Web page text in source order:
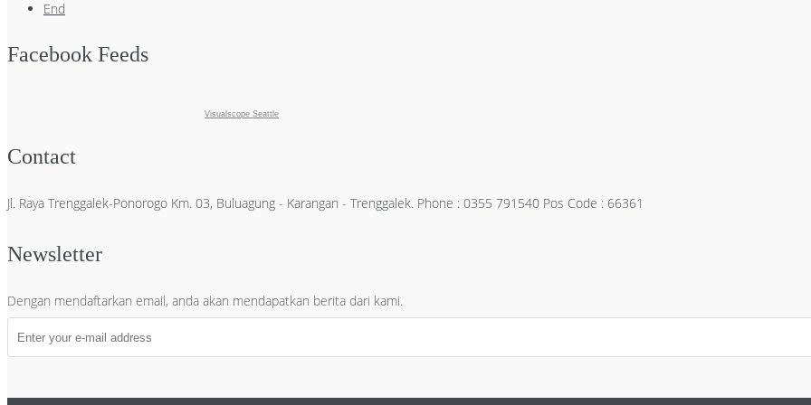
End
Facebook Feeds
Visualscope Seattle
Contact
Jl. Raya Trenggalek-Ponorogo Km. 03, Buluagung - Karangan - Trenggalek. Phone : 0355 791540 Pos Code : 66361
Newsletter
Dengan mendaftarkan email, anda akan mendapatkan berita dari kami.